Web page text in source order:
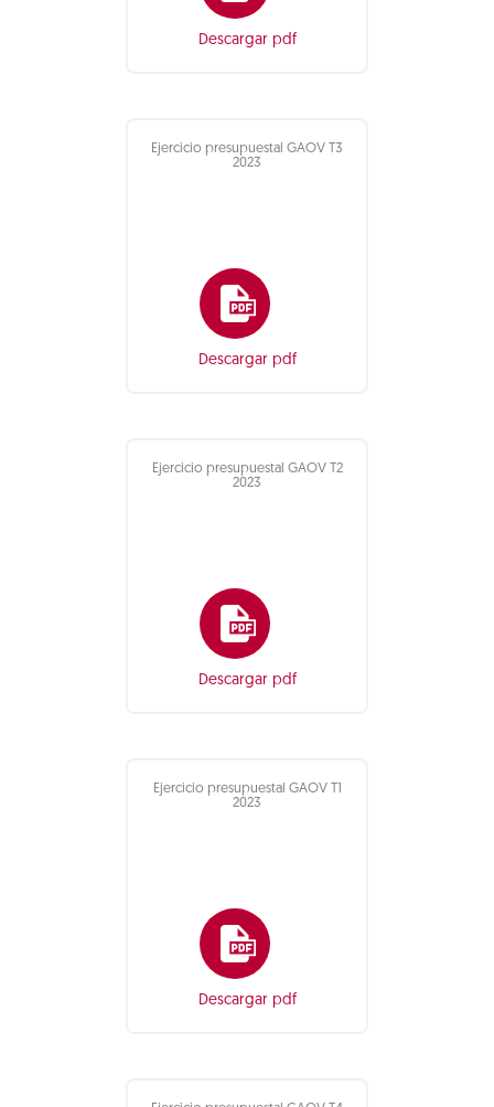
Descargar pdf
Ejercicio presupuestal GAOV T3
2023
Descargar pdf
Ejercicio presupuestal GAOV T2
2023
Descargar pdf
Ejercicio presupuestal GAOV T1
2023
Descargar pdf